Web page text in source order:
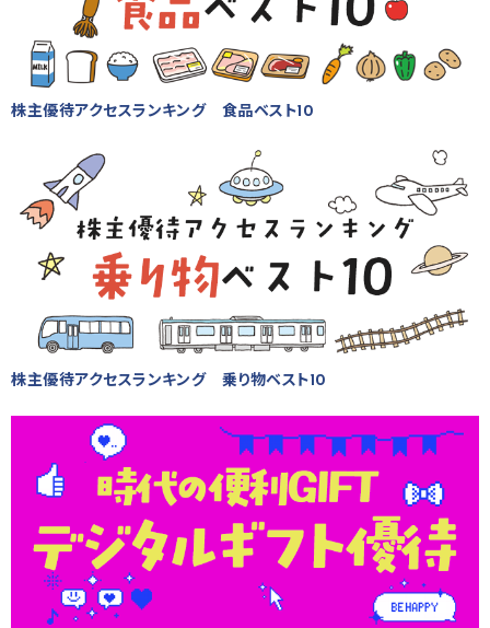
株主優待アクセスランキング 食品ベスト10
株主優待アクセスランキング 乗り物ベスト10